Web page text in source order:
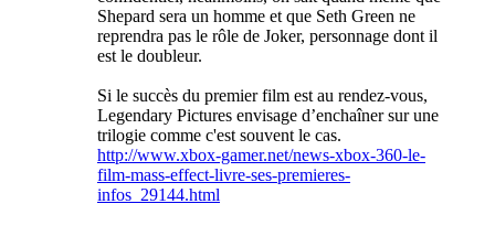
Shepard sera un homme et que Seth Green ne
reprendra pas le rôle de Joker, personnage dont il
est le doubleur.
Si le succès du premier film est au rendez-vous,
Legendary Pictures envisage d’enchaîner sur une
trilogie comme c'est souvent le cas.
http://www.xbox-gamer.net/news-xbox-360-le-
film-mass-effect-livre-ses-premieres-
infos_29144.html